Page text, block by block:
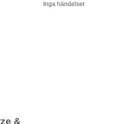
&
Inga händelser